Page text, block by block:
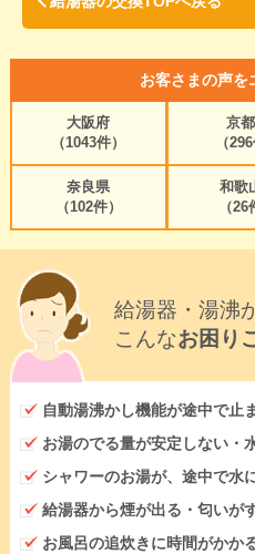
お客さまの声を
大阪府
（1043件）
京
（296
奈良県
（102件）
和歌
（26
給湯器・湯沸
こんなお困り
自動湯沸かし機能が途中で止
お湯のでる量が安定しない・
シャワーのお湯が、途中で水
給湯器から煙が出る・匂いが
お風呂の追炊きに時間がかか